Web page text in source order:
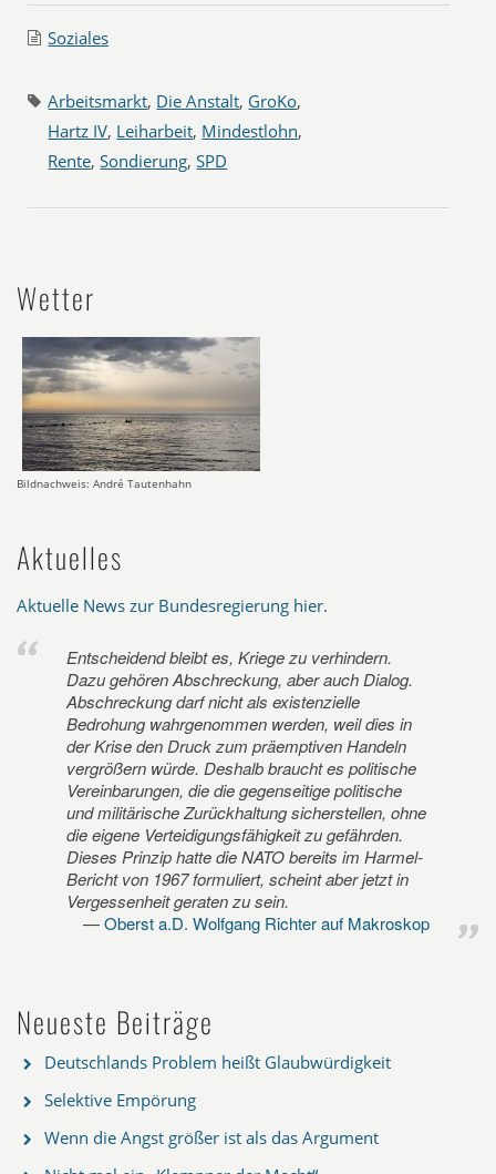
Soziales
Arbeitsmarkt, Die Anstalt, GroKo,
Hartz IV, Leiharbeit, Mindestlohn,
Rente,Sondierung,SPD
Wetter
Bildnachweis: André Tautenhahn
Aktuelles
Aktuelle News zur Bundesregierung hier.
Entscheidend bleibt es, Kriege zu verhindern.
Dazu gehören Abschreckung, aber auch Dialog.
Abschreckung darf nicht als existenzielle
Bedrohung wahrgenommen werden, weil dies in
der Krise den Druck zum präemptiven Handeln
vergrößern würde. Deshalb braucht es politische
Vereinbarungen, die die gegenseitige politische
und militärische Zurückhaltung sicherstellen, ohne
die eigene Verteidigungsfähigkeit zu gefährden.
Dieses Prinzip hatte die NATO bereits im Harmel-
Bericht von 1967 formuliert, scheint aber jetzt in
Vergessenheit geraten zu sein.
Oberst a.D. Wolfgang Richter auf Makroskop
Neueste Beiträge
Deutschlands Problem heißt Glaubwürdigkeit
Selektive Empörung
Wenn die Angst größer ist als das Argument